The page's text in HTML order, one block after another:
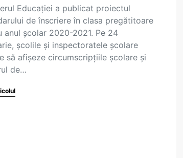
Educației a publicat proiectul
de înscriere în clasa pregătitoare
anul școlar 2020-2021. Pe 24
școlile și inspectoratele școlare
să afișeze circumscripțiile școlare și
de…